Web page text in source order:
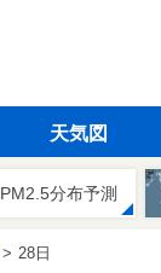
天気図
PM2.5分布予測
28日